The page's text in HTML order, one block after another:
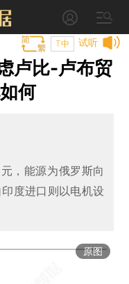
试听
T中
卢比-卢布贸
何
，能源为俄罗斯向
度进口则以电机设
原图